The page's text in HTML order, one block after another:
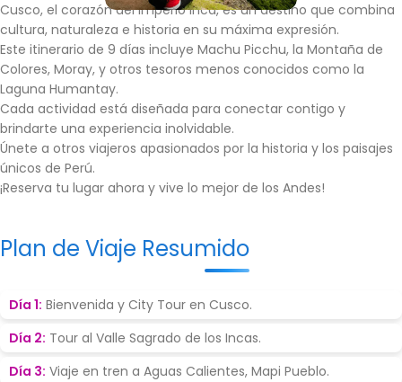
Cusco, el corazón del Imperio Inca, es un destino que combina
cultura, naturaleza e historia en su máxima expresión.
Este itinerario de 9 días incluye Machu Picchu, la Montaña de
Colores, Moray, y otros tesoros menos conocidos como la
Laguna Humantay.
Cada actividad está diseñada para conectar contigo y
brindarte una experiencia inolvidable.
Únete a otros viajeros apasionados por la historia y los paisajes
únicos de Perú.
¡Reserva tu lugar ahora y vive lo mejor de los Andes!
Plan de Viaje Resumido
Día 1: Bienvenida y City Tour en Cusco.
Día 2: Tour al Valle Sagrado de los Incas.
Día 3: Viaje en tren a Aguas Calientes, Mapi Pueblo.